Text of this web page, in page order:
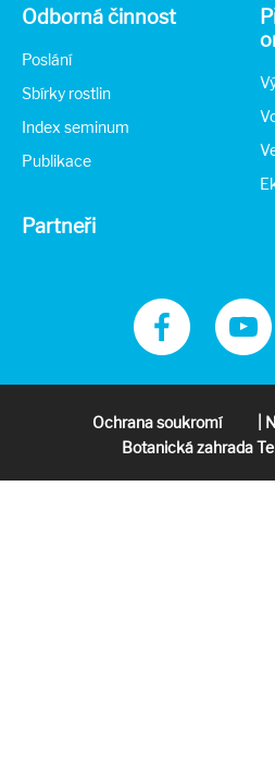
Odborná činnost
Poslání
Sbírky rostlin
Index seminum
Publikace
Partneři
Ochrana soukromí
|
Botanická zahrada